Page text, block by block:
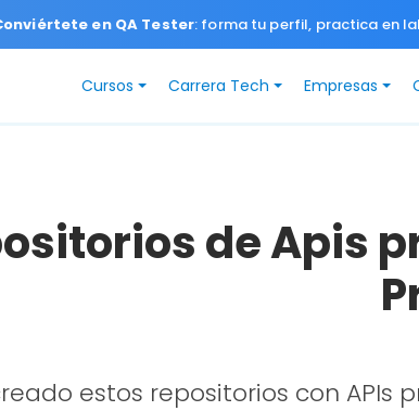
en QA Tester: forma tu perfil, practica en
Cursos Carrera Tech Empresas
de Apis
estos repositorios con